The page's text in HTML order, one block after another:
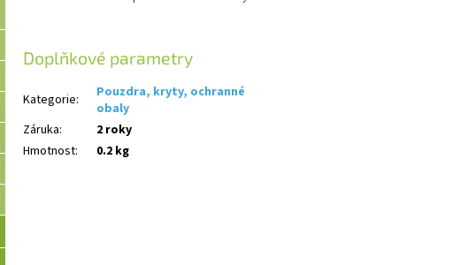
Doplňkové parametry
Kategorie:
Pouzdra, kryty, ochranné
obaly
Záruka:
2 roky
Hmotnost: 0.2 kg